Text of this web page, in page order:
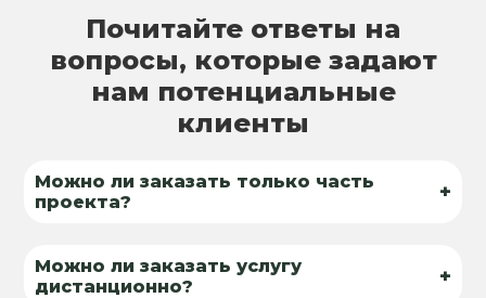
Почитайте ответы на
вопросы, которые задают
нам потенциальные
клиенты
Можно ли заказать только часть
проекта?
+
Можно ли заказать услугу
дистанционно?
+